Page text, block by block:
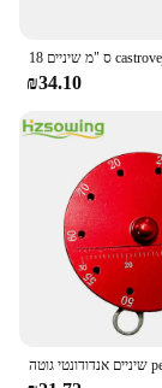
₪34.10